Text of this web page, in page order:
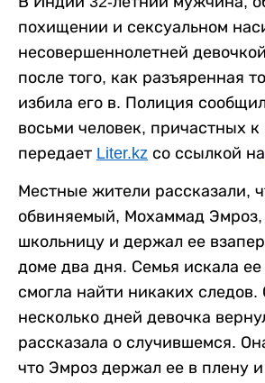
похищении и сексуальном
несовершеннолетней
после того, как разъяренная
избила его в. Полиция
восьми человек, причастных
передает Liter.kz со ссылкой на
Местные жители рассказали,
обвиняемый, Мохаммад Эмроз,
школьницу и держал ее
доме два дня. Семья искала
смогла найти никаких следов.
несколько дней девочка
рассказала о случившемся.
что Эмроз держал ее в плену